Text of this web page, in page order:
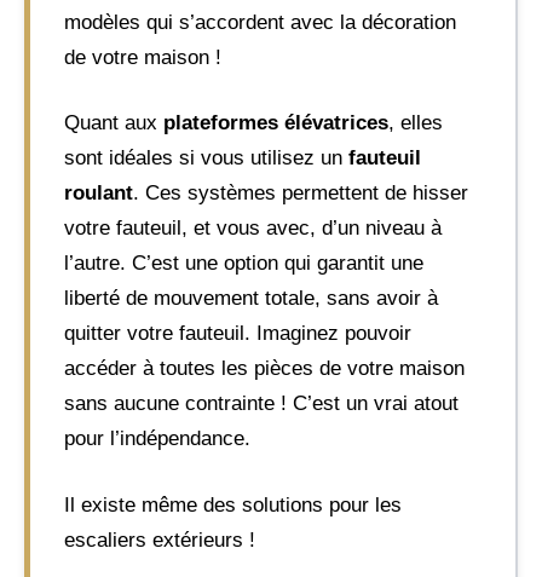
modèles qui s’accordent avec la décoration
de votre maison !
Quant aux plateformes élévatrices, elles
sont idéales si vous utilisez un fauteuil
roulant. Ces systèmes permettent de hisser
votre fauteuil, et vous avec, d’un niveau à
l’autre. C’est une option qui garantit une
liberté de mouvement totale, sans avoir à
quitter votre fauteuil. Imaginez pouvoir
accéder à toutes les pièces de votre maison
sans aucune contrainte ! C’est un vrai atout
pour l’indépendance.
Il existe même des solutions pour les
escaliers extérieurs !